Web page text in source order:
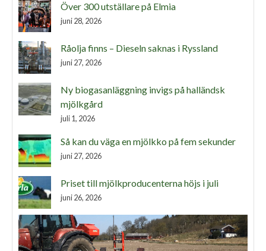
Över 300 utställare på Elmia
juni 28, 2026
Råolja finns – Dieseln saknas i Ryssland
juni 27, 2026
Ny biogasanläggning invigs på halländsk
mjölkgård
juli 1, 2026
Så kan du väga en mjölkko på fem sekunder
juni 27, 2026
Priset till mjölkproducenterna höjs i juli
juni 26, 2026